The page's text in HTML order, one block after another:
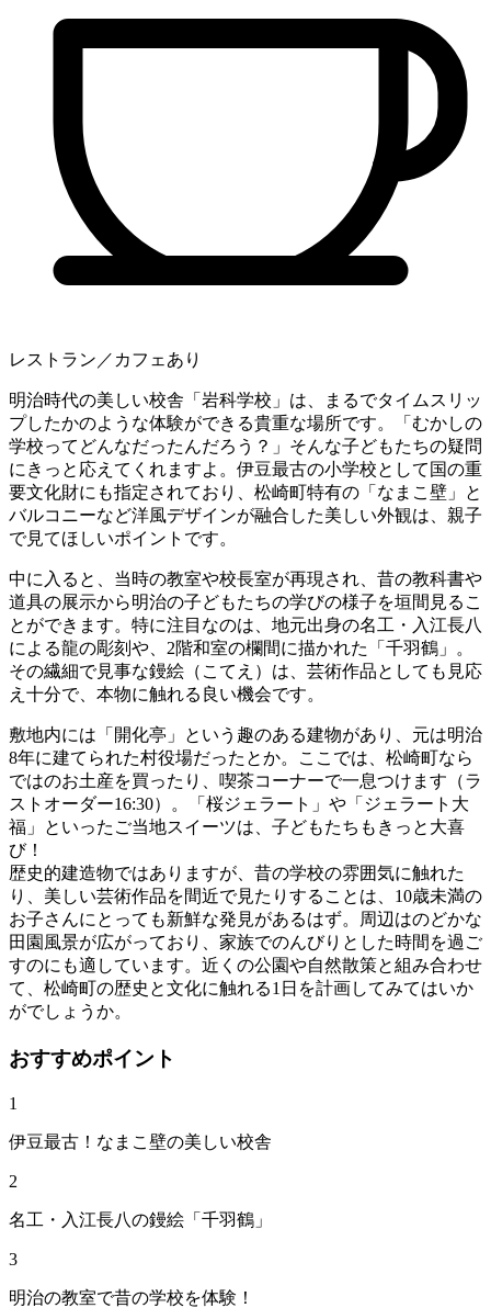
レストラン／カフェあり
明治時代の美しい校舎「岩科学校」は、まるでタイムスリッ
プしたかのような体験ができる貴重な場所です。「むかしの
学校ってどんなだったんだろう？」そんな子どもたちの疑問
にきっと応えてくれますよ。伊豆最古の小学校として国の重
要文化財にも指定されており、松崎町特有の「なまこ壁」と
バルコニーなど洋風デザインが融合した美しい外観は、親子
で見てほしいポイントです。
中に入ると、当時の教室や校長室が再現され、昔の教科書や
道具の展示から明治の子どもたちの学びの様子を垣間見るこ
とができます。特に注目なのは、地元出身の名工・入江長八
による龍の彫刻や、2階和室の欄間に描かれた「千羽鶴」。
その繊細で見事な鏝絵（こてえ）は、芸術作品としても見応
え十分で、本物に触れる良い機会です。
敷地内には「開化亭」という趣のある建物があり、元は明治
8年に建てられた村役場だったとか。ここでは、松崎町なら
ではのお土産を買ったり、喫茶コーナーで一息つけます（ラ
ストオーダー16:30）。「桜ジェラート」や「ジェラート大
福」といったご当地スイーツは、子どもたちもきっと大喜
び！
歴史的建造物ではありますが、昔の学校の雰囲気に触れた
り、美しい芸術作品を間近で見たりすることは、10歳未満の
お子さんにとっても新鮮な発見があるはず。周辺はのどかな
田園風景が広がっており、家族でのんびりとした時間を過ご
すのにも適しています。近くの公園や自然散策と組み合わせ
て、松崎町の歴史と文化に触れる1日を計画してみてはいか
がでしょうか。
おすすめポイント
1
伊豆最古！なまこ壁の美しい校舎
2
名工・入江長八の鏝絵「千羽鶴」
3
明治の教室で昔の学校を体験！